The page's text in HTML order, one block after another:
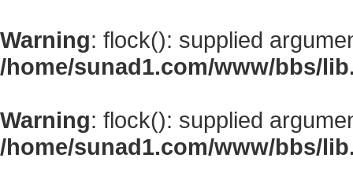
Warning: flock(): supplied
/home/sunad1.com/www/bbs/
Warning: flock(): supplied
/home/sunad1.com/www/bbs/